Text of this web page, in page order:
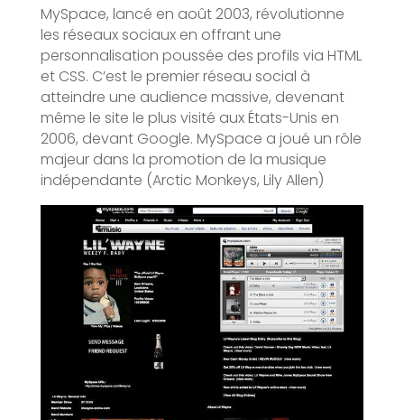
MySpace, lancé en août 2003, révolutionne
les réseaux sociaux en offrant une
personnalisation poussée des profils via HTML
et CSS. C’est le premier réseau social à
atteindre une audience massive, devenant
même le site le plus visité aux États-Unis en
2006, devant Google. MySpace a joué un rôle
majeur dans la promotion de la musique
indépendante (Arctic Monkeys, Lily Allen)